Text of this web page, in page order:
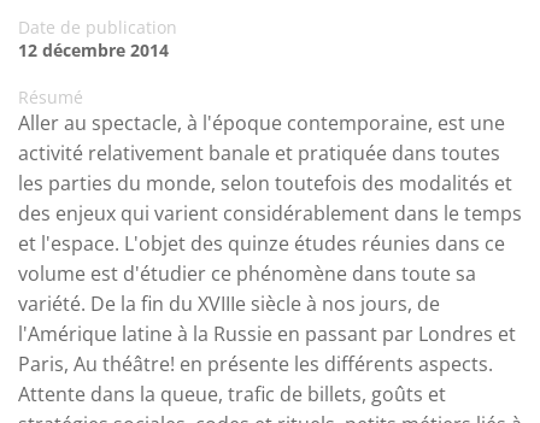
Date de publication
12 décembre 2014
Résumé
Aller au spectacle, à l'époque contemporaine, est une
activité relativement banale et pratiquée dans toutes
les parties du monde, selon toutefois des modalités et
des enjeux qui varient considérablement dans le temps
et l'espace. L'objet des quinze études réunies dans ce
volume est d'étudier ce phénomène dans toute sa
variété. De la fin du XVIIIe siècle à nos jours, de
l'Amérique latine à la Russie en passant par Londres et
Paris, Au théâtre! en présente les différents aspects.
Attente dans la queue, trafic de billets, goûts et